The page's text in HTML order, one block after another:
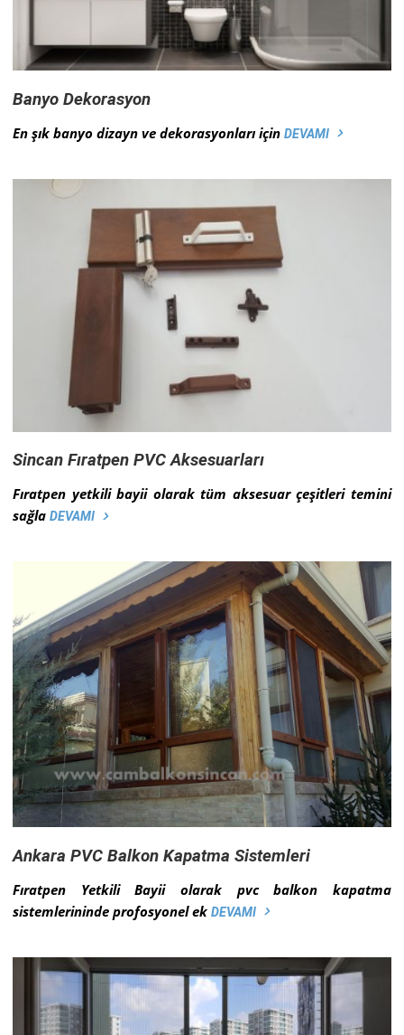
Banyo Dekorasyon
En şık banyo dizayn ve dekorasyonları içinDEVAMI
Sincan Fıratpen PVC Aksesuarları
Fıratpen yetkili bayii olarak tüm aksesuar çeşitleri temini
sağlaDEVAMI
Ankara PVC Balkon Kapatma Sistemleri
Fıratpen Yetkili Bayii olarak pvc balkon kapatma
sistemlerininde profosyonel ekDEVAMI